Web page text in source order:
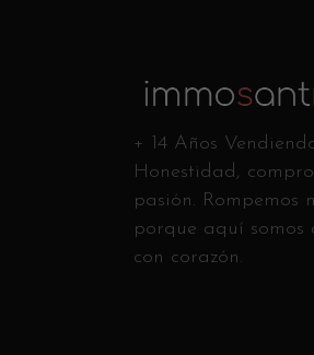
+ 14 Años
Honestidad,
pasión. Rompemos
porque aquí somos
con corazón.